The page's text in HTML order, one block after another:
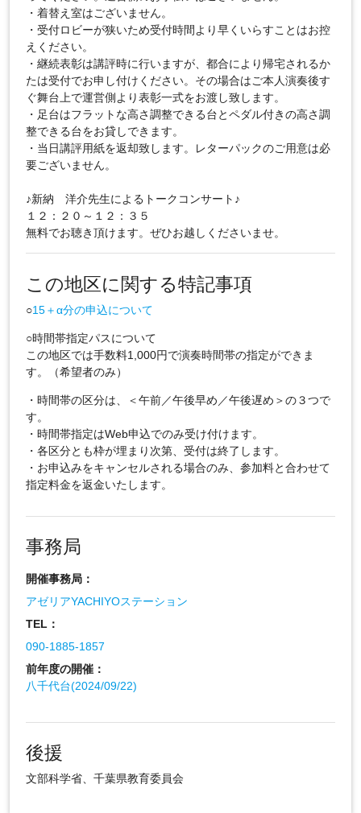
・着替え室はございません。
・受付ロビーが狭いため受付時間より早くいらすことはお控
えください。
・継続表彰は講評時に行いますが、都合により帰宅されるか
たは受付でお申し付けください。その場合はご本人演奏後す
ぐ舞台上で運営側より表彰一式をお渡し致します。
・足台はフラットな高さ調整できる台とペダル付きの高さ調
整できる台をお貸しできます。
・当日講評用紙を返却致します。レターパックのご用意は必
要ございません。
♪新納 洋介先生によるトークコンサート♪
１２：２０～１２：３５
無料でお聴き頂けます。ぜひお越しくださいませ。
この地区に関する特記事項
○15＋α分の申込について
○時間帯指定パスについて
この地区では手数料1,000円で演奏時間帯の指定ができま
す。（希望者のみ）
・時間帯の区分は、＜午前／午後早め／午後遅め＞の３つで
す。
・時間帯指定はWeb申込でのみ受け付けます。
・各区分とも枠が埋まり次第、受付は終了します。
・お申込みをキャンセルされる場合のみ、参加料と合わせて
指定料金を返金いたします。
事務局
開催事務局：
アゼリアYACHIYOステーション
TEL：
090-1885-1857
前年度の開催：
八千代台(2024/09/22)
後援
文部科学省、千葉県教育委員会